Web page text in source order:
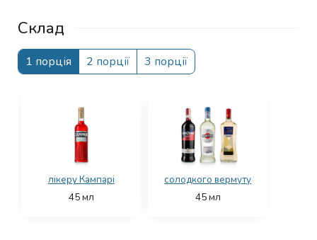
Склад
1 порція 2 порції 3 порції
лікеру Кампарі
45мл
солодкого вермуту
45мл